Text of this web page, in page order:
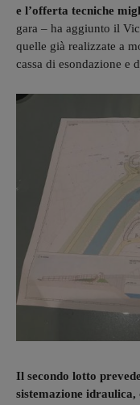
e l’offerta tecniche
gara – ha aggiunto il
quelle già realizzate a
cassa di esondazione e
Il secondo lotto
sistemazione idraulica,